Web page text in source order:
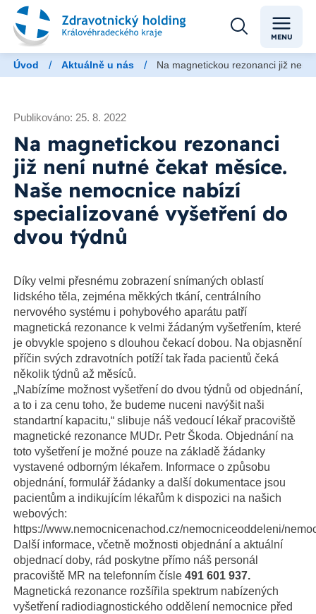
MENU
Úvod / Aktuálně u nás / Na magnetickou rezonanci již
Publikováno: 25. 8. 2022
Na magnetickou rezonanci
již není nutné čekat měsíce.
Naše nemocnice nabízí
specializované vyšetření do
dvou týdnů
Díky velmi přesnému zobrazení snímaných oblastí
lidského těla, zejména měkkých tkání, centrálního
nervového systému i pohybového aparátu patří
magnetická rezonance k velmi žádaným vyšetřením, které
je obvykle spojeno s dlouhou čekací dobou. Na objasnění
příčin svých zdravotních potíží tak řada pacientů čeká
několik týdnů až měsíců.
„Nabízíme možnost vyšetření do dvou týdnů od objednání,
a to i za cenu toho, že budeme nuceni navýšit naši
standartní kapacitu,“ slibuje náš vedoucí lékař pracoviště
magnetické rezonance MUDr. Petr Škoda. Objednání na
toto vyšetření je možné pouze na základě žádanky
vystavené odborným lékařem. Informace o způsobu
objednání, formulář žádanky a další dokumentace jsou
pacientům a indikujícím lékařům k dispozici na našich
webových:
https://www.nemocnicenachod.cz/nemocniceoddeleni/
Další informace, včetně možnosti objednání a aktuální
objednací doby, rád poskytne přímo náš personál
pracoviště MR na telefonním čísle 491 601 937.
Magnetická rezonance rozšířila spektrum nabízených
vyšetření radiodiagnostického oddělení nemocnice před